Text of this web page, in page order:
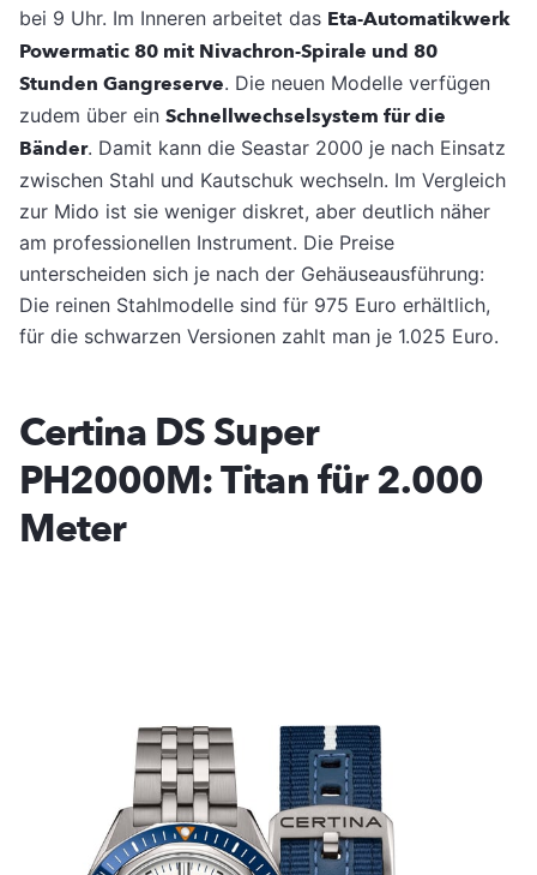
bei 9 Uhr. Im Inneren arbeitet das Eta-Automatikwerk
Powermatic 80 mit Nivachron-Spirale und 80
Stunden Gangreserve. Die neuen Modelle verfügen
zudem über ein Schnellwechselsystem für die
Bänder. Damit kann die Seastar 2000 je nach Einsatz
zwischen Stahl und Kautschuk wechseln. Im Vergleich
zur Mido ist sie weniger diskret, aber deutlich näher
am professionellen Instrument. Die Preise
unterscheiden sich je nach der Gehäuseausführung:
Die reinen Stahlmodelle sind für 975 Euro erhältlich,
für die schwarzen Versionen zahlt man je 1.025 Euro.
Certina DS Super
PH2000M: Titan für 2.000
Meter